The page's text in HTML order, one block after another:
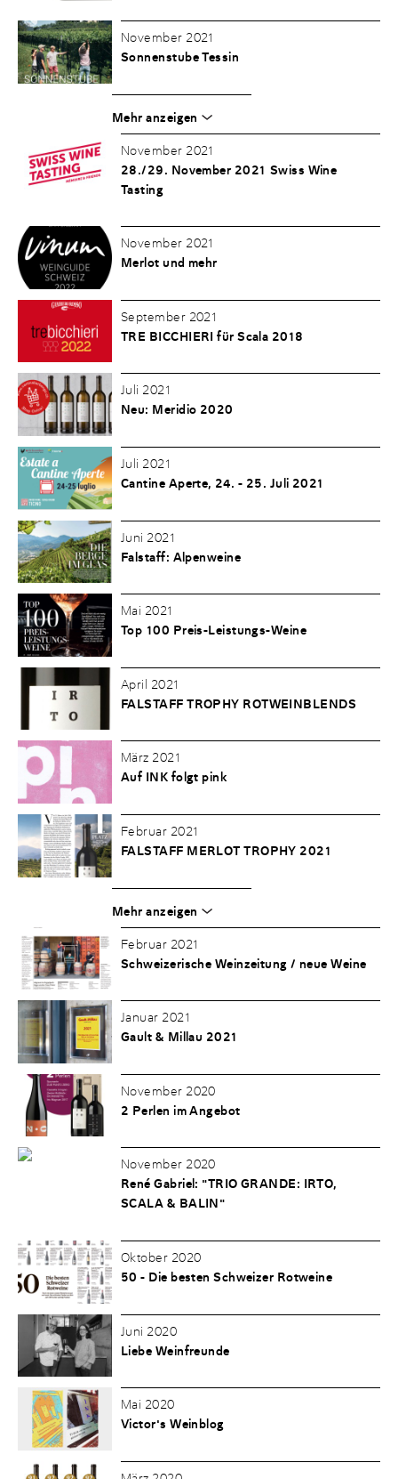
November 2021
Sonnenstube Tessin
Mehr anzeigen
November 2021
28./29. November 2021 Swiss Wine
Tasting
November 2021
Merlot und mehr
September 2021
TRE BICCHIERI für Scala 2018
Juli 2021
Neu: Meridio 2020
Juli 2021
Cantine Aperte, 24. - 25. Juli 2021
Juni 2021
Falstaff: Alpenweine
Mai 2021
Top 100 Preis-Leistungs-Weine
April 2021
FALSTAFF TROPHY ROTWEINBLENDS
März 2021
Auf INK folgt pink
Februar 2021
FALSTAFF MERLOT TROPHY 2021
Mehr anzeigen
Februar 2021
Schweizerische Weinzeitung / neue Weine
Januar 2021
Gault & Millau 2021
November 2020
2 Perlen im Angebot
November 2020
René Gabriel: "TRIO GRANDE: IRTO,
SCALA & BALIN"
Oktober 2020
50 - Die besten Schweizer Rotweine
Juni 2020
Liebe Weinfreunde
Mai 2020
Victor's Weinblog